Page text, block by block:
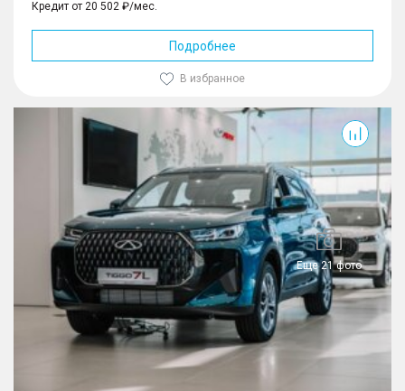
Кредит от 20 502 ₽/мес.
Подробнее
В избранное
Еще 21 фото